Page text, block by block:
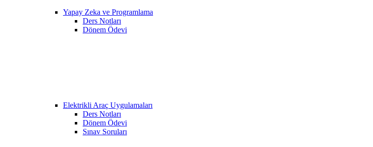
Yapay Zeka ve Programlama
Ders Notları
Dönem Ödevi
Elektrikli Araç Uygulamaları
Ders Notları
Dönem Ödevi
Sınav Soruları